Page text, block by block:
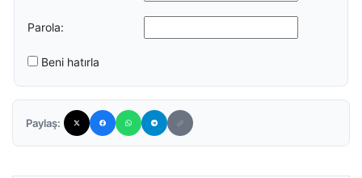
Parola:
Beni hatırla
Paylaş: